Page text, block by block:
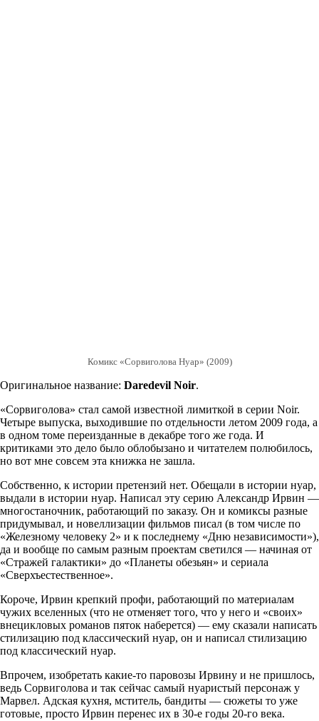
Комикс «Сорвиголова Нуар» (2009)
Оригинальное название: Daredevil Noir.
«Сорвиголова» стал самой известной лимиткой в серии Noir.
Четыре выпуска, выходившие по отдельности летом 2009 года, а
в одном томе переизданные в декабре того же года. И
критиками это дело было облобызано и читателем полюбилось,
но вот мне совсем эта книжка не зашла.
Собственно, к истории претензий нет. Обещали в истории нуар,
выдали в истории нуар. Написал эту серию Александр Ирвин —
многостаночник, работающий по заказу. Он и комиксы разные
придумывал, и новеллизации фильмов писал (в том числе по
«Железному человеку 2» и к последнему «Дню независимости»),
да и вообще по самым разным проектам светился — начиная от
«Стражей галактики» до «Планеты обезьян» и сериала
«Сверхъестественное».
Короче, Ирвин крепкий профи, работающий по материалам
чужих вселенных (что не отменяет того, что у него и «своих»
внецикловых романов пяток наберется) — ему сказали написать
стилизацию под классический нуар, он и написал стилизацию
под классический нуар.
Впрочем, изобретать какие-то паровозы Ирвину и не пришлось,
ведь Сорвиголова и так сейчас самый нуаристый персонаж у
Марвел. Адская кухня, мститель, бандиты — сюжеты то уже
готовые, просто Ирвин перенес их в 30-е годы 20-го века.